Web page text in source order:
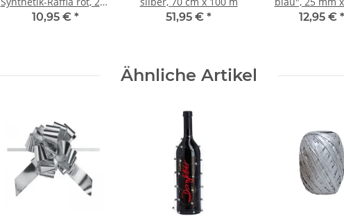
m
10,95 € *
51,95 € *
12,95 € *
Ähnliche Artikel